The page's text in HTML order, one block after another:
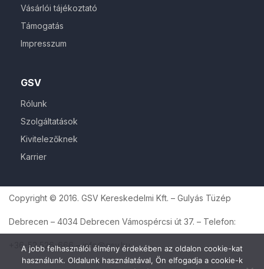
GSV
Rólunk
Szolgáltatások
Kivitelezőknek
Karrier
Vásárlói tájékoztató
Támogatás
Impresszum
Copyright © 2016. GSV Kereskedelmi Kft. – Gulyás Tüzép
Debrecen – 4034 Debrecen Vámospércsi út 37. – Telefon:
+36-52 526-666 – info@gsv.hu
A jobb felhasználói élmény érdekében az oldalon cookie-kat
használunk. Oldalunk használatával, Ön elfogadja a cookie-k